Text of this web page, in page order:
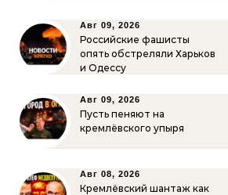
Авг 09, 2026
Российские фашисты
опять обстреляли Харьков
и Одессу
Авг 09, 2026
Пусть пеняют на
кремлёвского упыря
Авг 08, 2026
Кремлёвский шантаж как